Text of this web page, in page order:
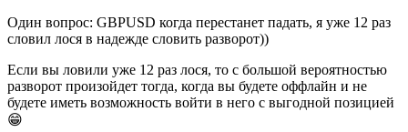
Один вопрос: GBPUSD когда перестанет падать, я уже 12 раз
словил лося в надежде словить разворот))
Если вы ловили уже 12 раз лося, то с большой вероятностью
разворот произойдет тогда, когда вы будете оффлайн и не
будете иметь возможность войти в него с выгодной позицией
😁